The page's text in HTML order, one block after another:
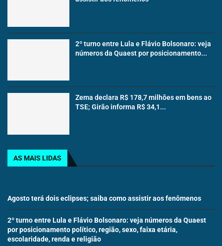
2º turno entre Lula e Flávio Bolsonaro: veja
números da Quaest por posicionamento...
Zema declara R$ 178,7 milhões em bens ao
TSE; Girão informa R$ 34,1...
AS MAIS LIDAS
Agosto terá dois eclipses; saiba como assistir aos fenômenos
2º turno entre Lula e Flávio Bolsonaro: veja números da Quaest
por posicionamento político, região, sexo, faixa etária,
escolaridade, renda e religião